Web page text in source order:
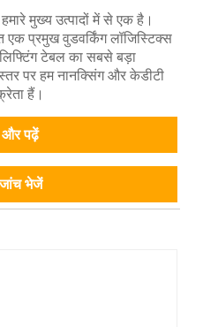
मुख्य उत्पादों में से एक है।
एक प्रमुख वुडवर्किंग लॉजिस्टिक्स
टेबल का सबसे बड़ा
पर हम नानक्सिंग और केडीटी
हैं।
और पढ़ें
भेजें